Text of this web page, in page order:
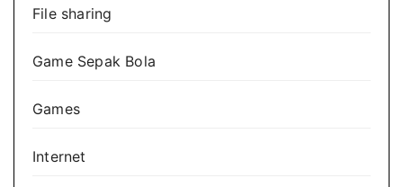
File sharing
Game Sepak Bola
Games
Internet